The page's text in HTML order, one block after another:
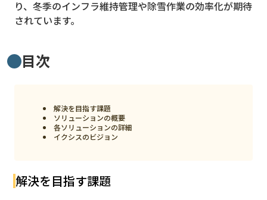
スマート農業
ロボット
デジタルサイネージ
り、冬季のインフラ維持管理や除雪作業の効率化が期待
されています。
目次
解決を目指す課題
ソリューションの概要
各ソリューションの詳細
イクシスのビジョン
解決を目指す課題